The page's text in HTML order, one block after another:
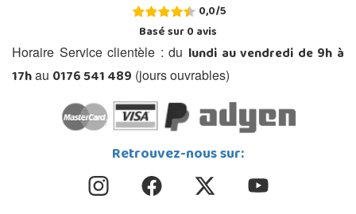
0,0/5
Basé sur0avis
Horaire Service clientèle : du lundi au vendredi de 9h à
17hau 0176 541 489 (jours ouvrables)
Retrouvez-nous sur: